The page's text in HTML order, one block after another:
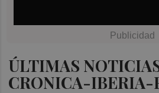
ÚLTIMAS
CRONICA-IBERIA-